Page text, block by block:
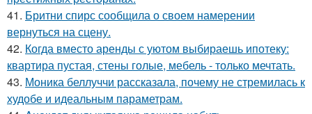
41. Бритни спирс сообщила о своем намерении
вернуться на сцену.
42. Когда вместо аренды с уютом выбираешь ипотеку:
квартира пустая, стены голые, мебель - только мечтать.
43. Моника беллуччи рассказала, почему не стремилась к
худобе и идеальным параметрам.